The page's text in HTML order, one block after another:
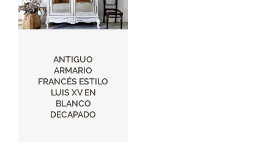
ANTIGUO
ARMARIO
FRANCÉS ESTILO
LUIS XV EN
BLANCO
DECAPADO